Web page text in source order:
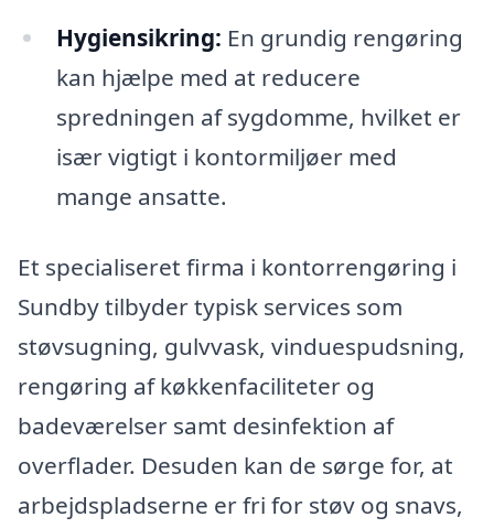
Hygiensikring: En grundig rengøring
kan hjælpe med at reducere
spredningen af sygdomme, hvilket er
især vigtigt i kontormiljøer med
mange ansatte.
Et specialiseret firma i kontorrengøring i
Sundby tilbyder typisk services som
støvsugning, gulvvask, vinduespudsning,
rengøring af køkkenfaciliteter og
badeværelser samt desinfektion af
overflader. Desuden kan de sørge for, at
arbejdspladserne er fri for støv og snavs,